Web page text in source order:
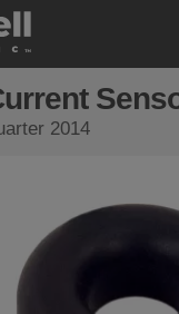
2014